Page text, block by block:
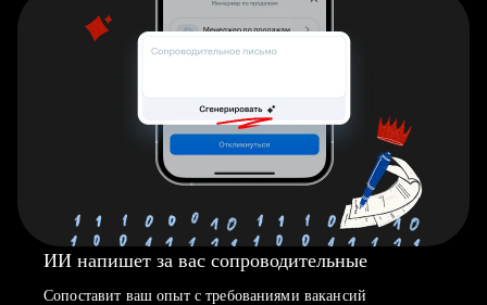
ИИ напишет за вас сопроводительные
Сопоставит ваш опыт с требованиями вакансий